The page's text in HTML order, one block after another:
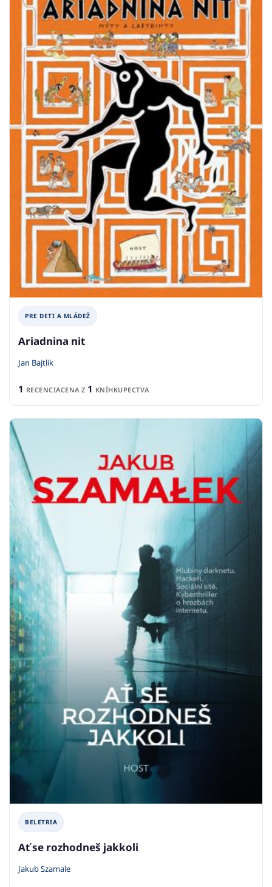
PRE DETI A MLÁDEŽ
Ariadnina nit
Jan Bajtlik
1 RECENCIACENA Z 1 KNÍHKUPECTVA
BELETRIA
Ať se rozhodneš jakkoli
Jakub Szamale